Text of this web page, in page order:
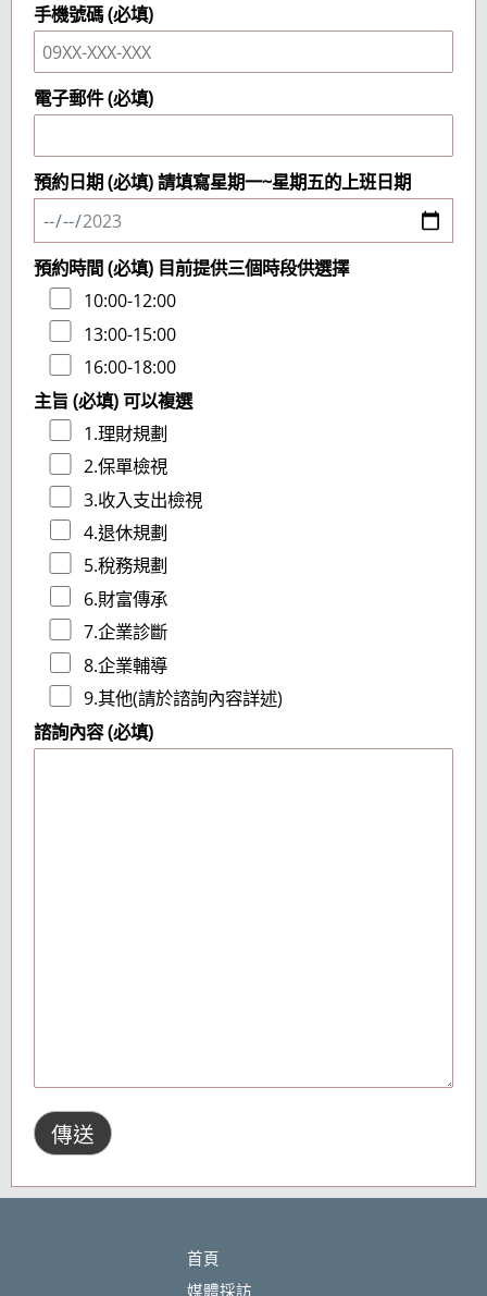
手機號碼 (必填)
電子郵件 (必填)
預約日期 (必填) 請填寫星期一~星期五的上班日期
預約時間 (必填) 目前提供三個時段供選擇
10:00-12:00
13:00-15:00
16:00-18:00
主旨 (必填) 可以複選
1.理財規劃
2.保單檢視
3.收入支出檢視
4.退休規劃
5.稅務規劃
6.財富傳承
7.企業診斷
8.企業輔導
9.其他(請於諮詢內容詳述)
諮詢內容 (必填)
首頁
媒體採訪